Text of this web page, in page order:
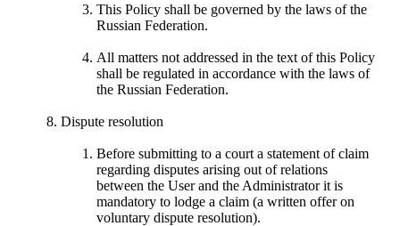
This Policy shall be governed by the laws of the
Russian Federation.
All matters not addressed in the text of this Policy
shall be regulated in accordance with the laws of
the Russian Federation.
Dispute resolution
Before submitting to a court a statement of claim
regarding disputes arising out of relations
between the User and the Administrator it is
mandatory to lodge a claim (a written offer on
voluntary dispute resolution).